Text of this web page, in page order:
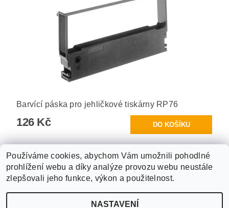
Barvící páska pro jehličkové tiskárny RP76
126 Kč
Obchodní podmínky | Podmínky ochrany osobních údajů
ABX software s.r.o. | Kontakt
Používáme cookies, abychom Vám umožnili pohodlné
prohlížení webu a díky analýze provozu webu neustále
zlepšovali jeho funkce, výkon a použitelnost.
NASTAVENÍ